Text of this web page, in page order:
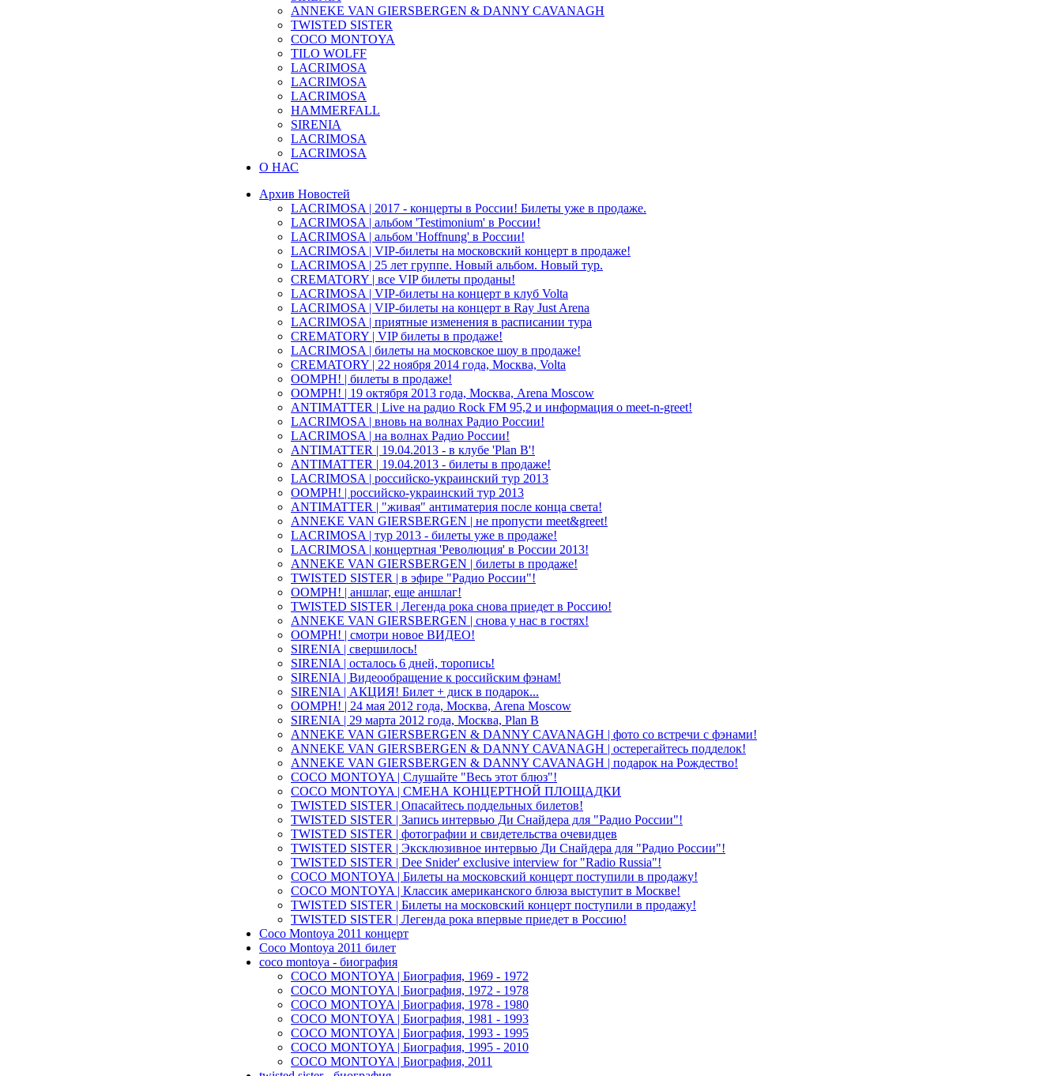
ANNEKE VAN GIERSBERGEN & DANNY CAVANAGH
TWISTED SISTER
COCO MONTOYA
TILO WOLFF
LACRIMOSA
LACRIMOSA
LACRIMOSA
HAMMERFALL
SIRENIA
LACRIMOSA
LACRIMOSA
О НАС
Архив Новостей
LACRIMOSA | 2017 - концерты в России! Билеты уже в продаже.
LACRIMOSA | альбом 'Testimonium' в России!
LACRIMOSA | альбом 'Hoffnung' в России!
LACRIMOSA | VIP-билеты на московский концерт в продаже!
LACRIMOSA | 25 лет группе. Новый альбом. Новый тур.
CREMATORY | все VIP билеты проданы!
LACRIMOSA | VIP-билеты на концерт в клуб Volta
LACRIMOSA | VIP-билеты на концерт в Ray Just Arena
LACRIMOSA | приятные изменения в расписании тура
CREMATORY | VIP билеты в продаже!
LACRIMOSA | билеты на московское шоу в продаже!
CREMATORY | 22 ноября 2014 года, Москва, Volta
OOMPH! | билеты в продаже!
OOMPH! | 19 октября 2013 года, Москва, Arena Moscow
ANTIMATTER | Live на радио Rock FM 95,2 и информация о meet-n-greet!
LACRIMOSA | вновь на волнах Радио России!
LACRIMOSA | на волнах Радио России!
ANTIMATTER | 19.04.2013 - в клубе 'Plan B'!
ANTIMATTER | 19.04.2013 - билеты в продаже!
LACRIMOSA | российско-украинский тур 2013
OOMPH! | российско-украинский тур 2013
ANTIMATTER | "живая" антиматерия после конца света!
ANNEKE VAN GIERSBERGEN | не пропусти meet&greet!
LACRIMOSA | тур 2013 - билеты уже в продаже!
LACRIMOSA | концертная 'Революция' в России 2013!
ANNEKE VAN GIERSBERGEN | билеты в продаже!
TWISTED SISTER | в эфире "Радио России"!
OOMPH! | аншлаг, еще аншлаг!
TWISTED SISTER | Легенда рока снова приедет в Россию!
ANNEKE VAN GIERSBERGEN | снова у нас в гостях!
OOMPH! | смотри новое ВИДЕО!
SIRENIA | свершилось!
SIRENIA | осталось 6 дней, торопись!
SIRENIA | Видеообращение к российским фэнам!
SIRENIA | АКЦИЯ! Билет + диск в подарок...
OOMPH! | 24 мая 2012 года, Москва, Arena Moscow
SIRENIA | 29 марта 2012 года, Москва, Plan B
ANNEKE VAN GIERSBERGEN & DANNY CAVANAGH | фото со встречи с фэнами!
ANNEKE VAN GIERSBERGEN & DANNY CAVANAGH | остерегайтесь подделок!
ANNEKE VAN GIERSBERGEN & DANNY CAVANAGH | подарок на Рождество!
COCO MONTOYA | Слушайте "Весь этот блюз"!
COCO MONTOYA | СМЕНА КОНЦЕРТНОЙ ПЛОЩАДКИ
TWISTED SISTER | Опасайтесь поддельных билетов!
TWISTED SISTER | Запись интервью Ди Снайдера для "Радио России"!
TWISTED SISTER | фотографии и свидетельства очевидцев
TWISTED SISTER | Эксклюзивное интервью Ди Снайдера для "Радио России"!
TWISTED SISTER | Dee Snider' exclusive interview for "Radio Russia"!
COCO MONTOYA | Билеты на московский концерт поступили в продажу!
COCO MONTOYA | Классик американского блюза выступит в Москве!
TWISTED SISTER | Билеты на московский концерт поступили в продажу!
TWISTED SISTER | Легенда рока впервые приедет в Россию!
Coco Montoya 2011 концерт
Coco Montoya 2011 билет
coco montoya - биография
COCO MONTOYA | Биография, 1969 - 1972
COCO MONTOYA | Биография, 1972 - 1978
COCO MONTOYA | Биография, 1978 - 1980
COCO MONTOYA | Биография, 1981 - 1993
COCO MONTOYA | Биография, 1993 - 1995
COCO MONTOYA | Биография, 1995 - 2010
COCO MONTOYA | Биография, 2011